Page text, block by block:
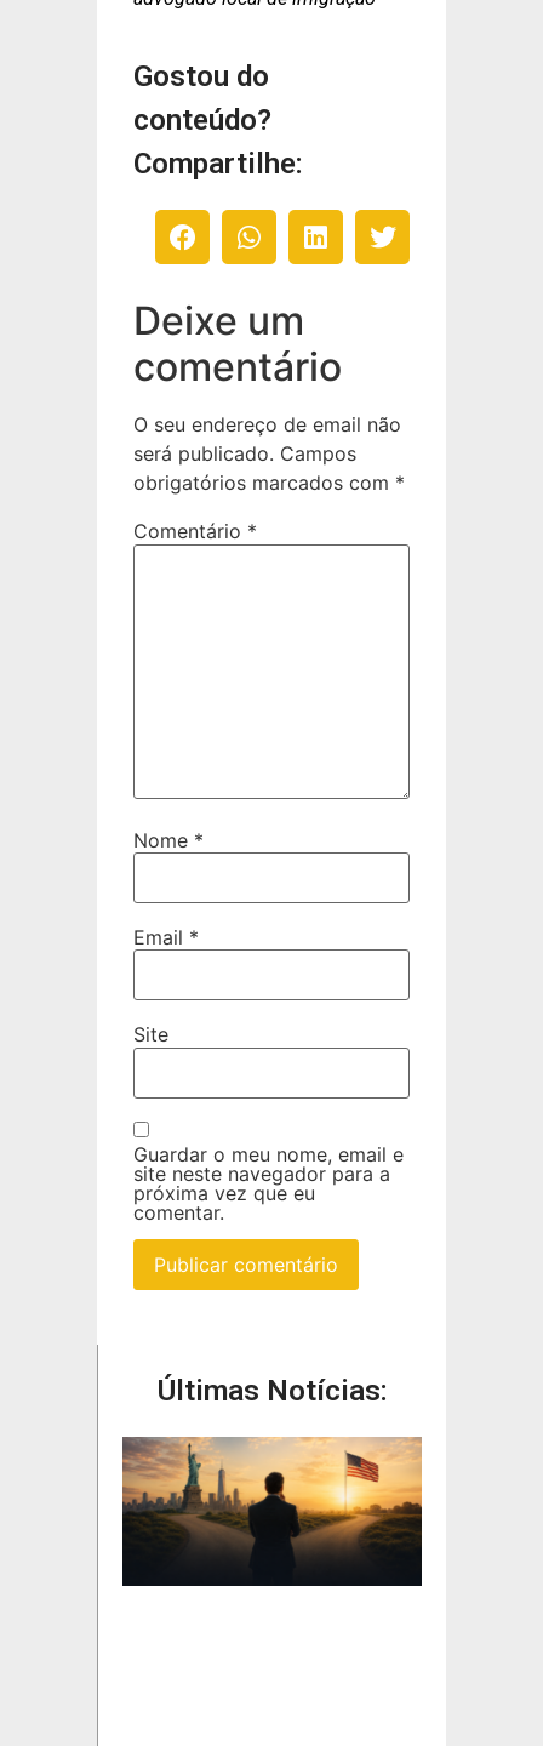
Gostou do
conteúdo?
Compartilhe:
Deixe um
comentário
O seu endereço de email não
será publicado. Campos
obrigatórios marcados com *
Comentário *
Nome *
Email *
Site
Guardar o meu nome, email e
site neste navegador para a
próxima vez que eu
comentar.
Últimas Notícias: